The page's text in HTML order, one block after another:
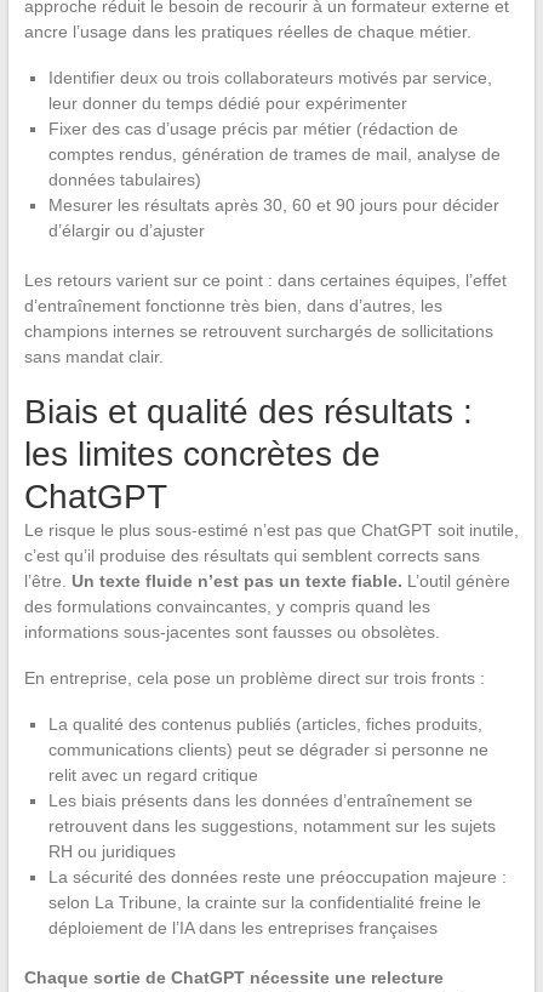
approche réduit le besoin de recourir à un formateur externe et
ancre l’usage dans les pratiques réelles de chaque métier.
Identifier deux ou trois collaborateurs motivés par service,
leur donner du temps dédié pour expérimenter
Fixer des cas d’usage précis par métier (rédaction de
comptes rendus, génération de trames de mail, analyse de
données tabulaires)
Mesurer les résultats après 30, 60 et 90 jours pour décider
d’élargir ou d’ajuster
Les retours varient sur ce point : dans certaines équipes, l’effet
d’entraînement fonctionne très bien, dans d’autres, les
champions internes se retrouvent surchargés de sollicitations
sans mandat clair.
Biais et qualité des résultats :
les limites concrètes de
ChatGPT
Le risque le plus sous-estimé n’est pas que ChatGPT soit inutile,
c’est qu’il produise des résultats qui semblent corrects sans
l’être. Un texte fluide n’est pas un texte fiable. L’outil génère
des formulations convaincantes, y compris quand les
informations sous-jacentes sont fausses ou obsolètes.
En entreprise, cela pose un problème direct sur trois fronts :
La qualité des contenus publiés (articles, fiches produits,
communications clients) peut se dégrader si personne ne
relit avec un regard critique
Les biais présents dans les données d’entraînement se
retrouvent dans les suggestions, notamment sur les sujets
RH ou juridiques
La sécurité des données reste une préoccupation majeure :
selon La Tribune, la crainte sur la confidentialité freine le
déploiement de l’IA dans les entreprises françaises
Chaque sortie de ChatGPT nécessite une relecture